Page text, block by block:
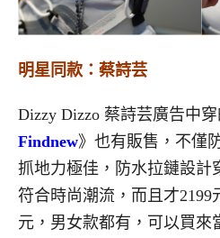
明星同款：蔡詩芸
Dizzy Dizzo 蔡詩芸廣告中
Findnew》也有販售，不僅
抓地力極佳，防水拉鏈設計
符合時尚潮流，而且才2199
元，男女款都有，可以買來